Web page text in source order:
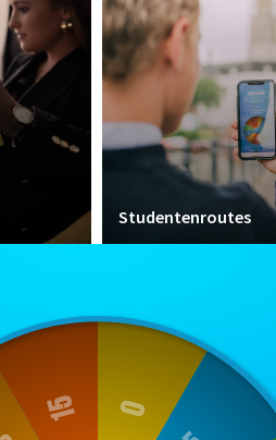
Studentenroutes